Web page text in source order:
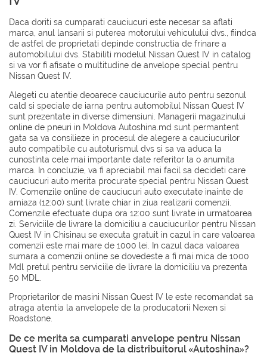
Daca doriti sa cumparati cauciucuri este necesar sa aflati
marca, anul lansarii si puterea motorului vehiculului dvs., fiindca
de astfel de proprietati depinde constructia de frinare a
automobilului dvs. Stabiliti modelul Nissan Quest IV in catalog
si va vor fi afisate o multitudine de anvelope special pentru
Nissan Quest IV.
Alegeti cu atentie deoarece cauciucurile auto pentru sezonul
cald si speciale de iarna pentru automobilul Nissan Quest IV
sunt prezentate in diverse dimensiuni. Managerii magazinului
online de pneuri in Moldova Autoshina.md sunt permantent
gata sa va consilieze in procesul de alegere a cauciucurilor
auto compatibile cu autoturismul dvs si sa va aduca la
cunostinta cele mai importante date referitor la o anumita
marca. In concluzie, va fi apreciabil mai facil sa decideti care
cauciucuri auto merita procurate special pentru Nissan Quest
IV. Comenzile online de cauciucuri auto executate inainte de
amiaza (12:00) sunt livrate chiar in ziua realizarii comenzii.
Comenzile efectuate dupa ora 12:00 sunt livrate in urmatoarea
zi. Serviciile de livrare la domiciliu a cauciucurilor pentru Nissan
Quest IV in Chisinau se executa gratuit in cazul in care valoarea
comenzii este mai mare de 1000 lei. In cazul daca valoarea
sumara a comenzii online se dovedeste a fi mai mica de 1000
Mdl pretul pentru serviciile de livrare la domiciliu va prezenta
50 MDL.
Proprietarilor de masini Nissan Quest IV le este recomandat sa
atraga atentia la anvelopele de la producatorii Nexen si
Roadstone
De ce merita sa cumparati anvelope pentru Nissan
Quest IV in Moldova de la distribuitorul «Autoshina»?